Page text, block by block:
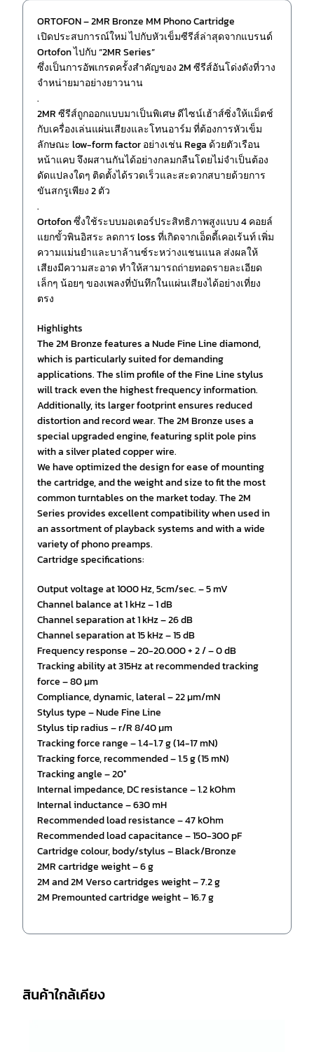
ORTOFON – 2MR Bronze MM Phono Cartridge
เปิดประสบการณ์ใหม่ ไปกับหัวเข็มซีรีส์ล่าสุดจากแบรนด์
Ortofon ไปกับ “2MR Series”
ซึ่งเป็นการอัพเกรดครั้งสำคัญของ 2M ซีรีส์อันโด่งดังที่วาง
จำหน่ายมาอย่างยาวนาน
.
2MR ซีรีส์ถูกออกแบบมาเป็นพิเศษ ดีไซน์เฮ้าส์ซิ่งให้แม็ตช์
กับเครื่องเล่นแผ่นเสียงและโทนอาร์ม ที่ต้องการหัวเข็ม
ลักษณะ low-form factor อย่างเช่น Rega ด้วยตัวเรือน
หน้าแคบ จึงผสานกันได้อย่างกลมกลืนโดยไม่จำเป็นต้อง
ดัดแปลงใดๆ ติดตั้งได้รวดเร็วและสะดวกสบายด้วยการ
ขันสกรูเพียง 2 ตัว
.
Ortofon ซึ่งใช้ระบบมอเตอร์ประสิทธิภาพสูงแบบ 4 คอยล์
แยกขั้วพินอิสระ ลดการ loss ที่เกิดจากเอ็ดดี้เคอเร้นท์ เพิ่ม
ความแม่นยำและบาล้านซ์ระหว่างแชนแนล ส่งผลให้
เสียงมีความสะอาด ทำให้สามารถถ่ายทอดรายละเอียด
เล็กๆ น้อยๆ ของเพลงที่บันทึกในแผ่นเสียงได้อย่างเที่ยง
ตรง
Highlights
The 2M Bronze features a Nude Fine Line diamond,
which is particularly suited for demanding
applications. The slim profile of the Fine Line stylus
will track even the highest frequency information.
Additionally, its larger footprint ensures reduced
distortion and record wear. The 2M Bronze uses a
special upgraded engine, featuring split pole pins
with a silver plated copper wire.
We have optimized the design for ease of mounting
the cartridge, and the weight and size to fit the most
common turntables on the market today. The 2M
Series provides excellent compatibility when used in
an assortment of playback systems and with a wide
variety of phono preamps.
Cartridge specifications:
Output voltage at 1000 Hz, 5cm/sec. – 5 mV
Channel balance at 1 kHz – 1 dB
Channel separation at 1 kHz – 26 dB
Channel separation at 15 kHz – 15 dB
Frequency response – 20-20.000 + 2 / – 0 dB
Tracking ability at 315Hz at recommended tracking
force – 80 µm
Compliance, dynamic, lateral – 22 µm/mN
Stylus type – Nude Fine Line
Stylus tip radius – r/R 8/40 µm
Tracking force range – 1.4-1.7 g (14-17 mN)
Tracking force, recommended – 1.5 g (15 mN)
Tracking angle – 20°
Internal impedance, DC resistance – 1.2 kOhm
Internal inductance – 630 mH
Recommended load resistance – 47 kOhm
Recommended load capacitance – 150-300 pF
Cartridge colour, body/stylus – Black/Bronze
2MR cartridge weight – 6 g
2M and 2M Verso cartridges weight – 7.2 g
2M Premounted cartridge weight – 16.7 g
สินค้าใกล้เคียง